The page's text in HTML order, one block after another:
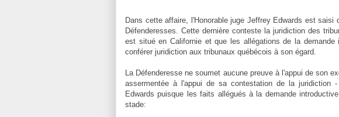
Dans cette affaire, l'Honorable juge Jeffrey Edwards est saisi
Défenderesses. Cette dernière conteste la juridiction des
est situé en Californie et que les allégations de la
conférer juridiction aux tribunaux québécois à son égard.
La Défenderesse ne soumet aucune preuve à l'appui de son
assermentée à l'appui de sa contestation de la juridiction
Edwards puisque les faits allégués à la demande
stade: